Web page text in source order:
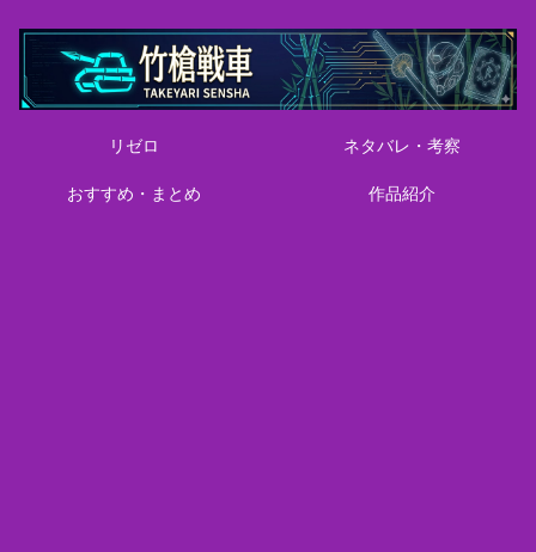
リゼロ ネタバレ・考察
おすすめ・まとめ 作品紹介